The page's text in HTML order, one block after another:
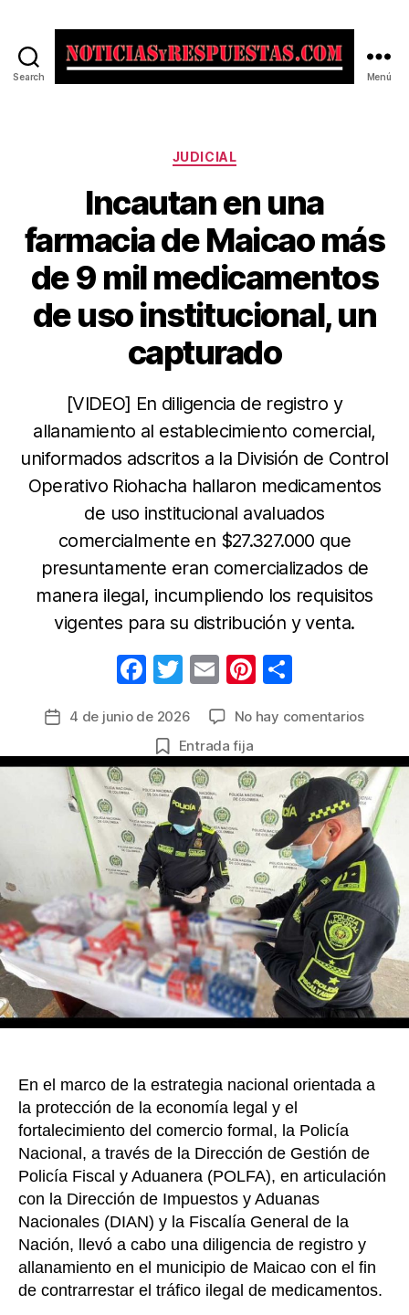
Search Menú
Categorías
JUDICIAL
Incautan en una
farmacia de Maicao más
de 9 mil medicamentos
de uso institucional, un
capturado
[VIDEO] En diligencia de registro y
allanamiento al establecimiento comercial,
uniformados adscritos a la División de Control
Operativo Riohacha hallaron medicamentos
de uso institucional avaluados
comercialmente en $27.327.000 que
presuntamente eran comercializados de
manera ilegal, incumpliendo los requisitos
vigentes para su distribución y venta.
F
c
e
b
o
o
k
T
itt
er
E
ail
Pi
er
e
st
m
p
ar
tir
Fecha
la
entrada
4 de junio de 2026 No hay comentariosen
en
una
de
más
de
9
mil
de
uso
un
Entrada fija
En el marco de la estrategia nacional orientada a
la protección de la economía legal y el
fortalecimiento del comercio formal, la Policía
Nacional, a través de la Dirección de Gestión de
Policía Fiscal y Aduanera (POLFA), en articulación
con la Dirección de Impuestos y Aduanas
Nacionales (DIAN) y la Fiscalía General de la
Nación, llevó a cabo una diligencia de registro y
allanamiento en el municipio de Maicao con el fin
de contrarrestar el tráfico ilegal de medicamentos.